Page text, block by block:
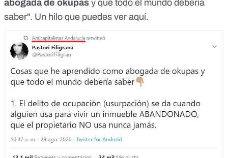
abogada de okupas y que todo el mundo debería
saber". Un hilo que puedes ver aquí.